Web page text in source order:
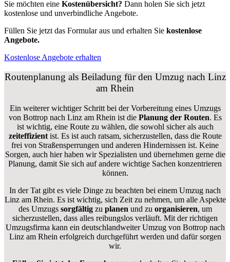
Sie möchten eine Kostenübersicht? Dann holen Sie sich jetzt
kostenlose und unverbindliche Angebote.
Füllen Sie jetzt das Formular aus und erhalten Sie kostenlose
Angebote.
Kostenlose Angebote erhalten
Routenplanung als Beiladung für den Umzug nach Linz
am Rhein
Ein weiterer wichtiger Schritt bei der Vorbereitung eines Umzugs
von Bottrop nach Linz am Rhein ist diePlanung der Routen. Es
ist wichtig, eine Route zu wählen, die sowohl sicher als auch
zeiteffizientist. Es ist auch ratsam, sicherzustellen, dass die Route
frei von Straßensperrungen und anderen Hindernissen ist. Keine
Sorgen, auch hier haben wir Spezialisten und übernehmen gerne die
Planung, damit Sie sich auf andere wichtige Sachen konzentrieren
können.
In der Tat gibt es viele Dinge zu beachten bei einem Umzug nach
Linz am Rhein. Es ist wichtig, sich Zeit zu nehmen, um alle Aspekte
des Umzugs sorgfältigzu planen und zu organisieren, um
sicherzustellen, dass alles reibungslos verläuft. Mit der richtigen
Umzugsfirma kann ein deutschlandweiter Umzug von Bottrop nach
Linz am Rhein erfolgreich durchgeführt werden und dafür sorgen
wir.